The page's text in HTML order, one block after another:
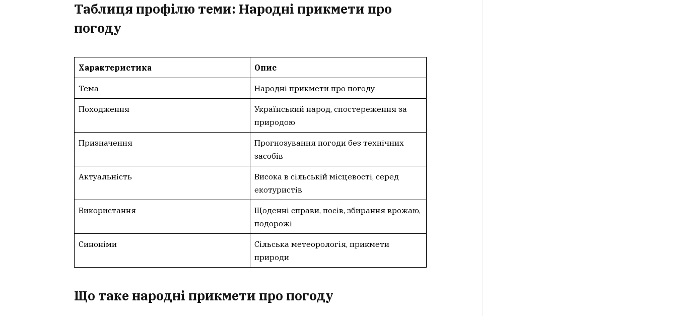
Таблиця профілю теми: Народні прикмети про
погоду
Характеристика Опис
Тема Народні прикмети про погоду
Походження
Український народ, спостереження за
природою
Призначення
Прогнозування погоди без технічних
засобів
Актуальність
Висока в сільській місцевості, серед
екотуристів
Використання
Щоденні справи, посів, збирання врожаю,
подорожі
Синоніми
Сільська метеорологія, прикмети
природи
Що таке народні прикмети про погоду